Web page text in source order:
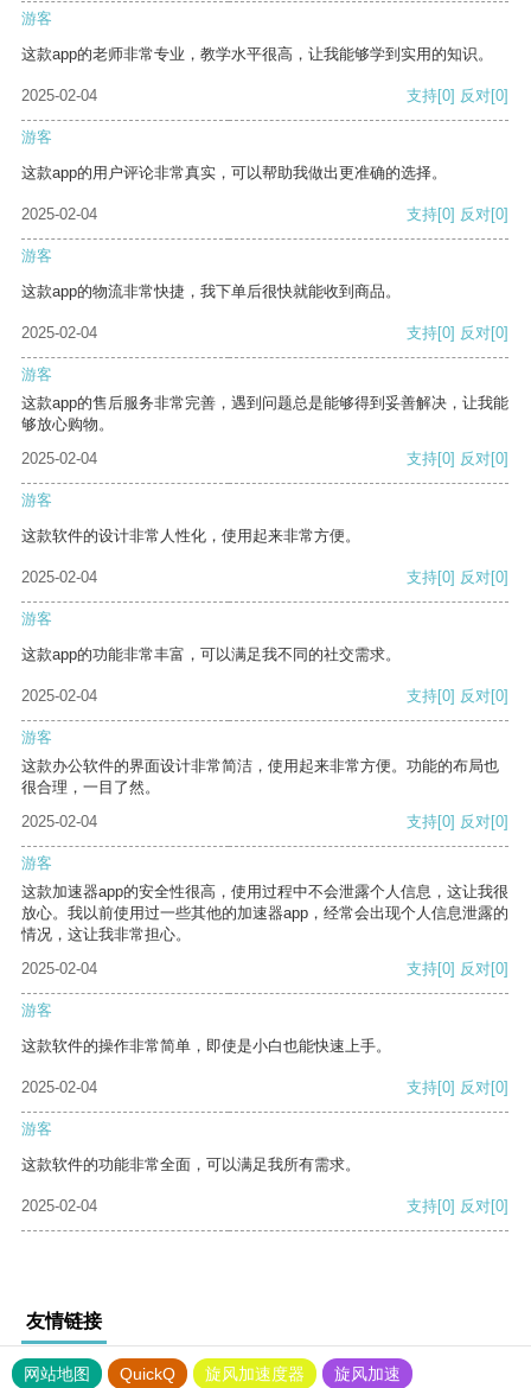
游客
这款app的老师非常专业，教学水平很高，让我能够学到实用的知识。
2025-02-04 支持[0] 反对[0]
游客
这款app的用户评论非常真实，可以帮助我做出更准确的选择。
2025-02-04 支持[0] 反对[0]
游客
这款app的物流非常快捷，我下单后很快就能收到商品。
2025-02-04 支持[0] 反对[0]
游客
这款app的售后服务非常完善，遇到问题总是能够得到妥善解决，让我能
够放心购物。
2025-02-04
支持[0] 反对[0]
游客
这款软件的设计非常人性化，使用起来非常方便。
2025-02-04 支持[0] 反对[0]
游客
这款app的功能非常丰富，可以满足我不同的社交需求。
2025-02-04 支持[0] 反对[0]
游客
这款办公软件的界面设计非常简洁，使用起来非常方便。功能的布局也
很合理，一目了然。
2025-02-04
支持[0] 反对[0]
游客
这款加速器app的安全性很高，使用过程中不会泄露个人信息，这让我很
放心。我以前使用过一些其他的加速器app，经常会出现个人信息泄露的
情况，这让我非常担心。
2025-02-04
支持[0] 反对[0]
游客
这款软件的操作非常简单，即使是小白也能快速上手。
2025-02-04 支持[0] 反对[0]
游客
这款软件的功能非常全面，可以满足我所有需求。
2025-02-04 支持[0] 反对[0]
友情链接
网站地图 QuickQ 旋风加速度器 旋风加速